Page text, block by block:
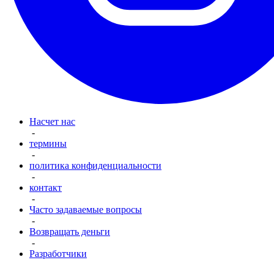
Насчет нас
-
термины
-
политика конфиденциальности
-
контакт
-
Часто задаваемые вопросы
-
Возвращать деньги
-
Разработчики